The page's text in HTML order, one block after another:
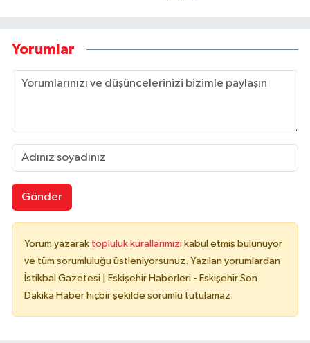
Yorumlar
Gönder
Yorum yazarak topluluk kurallarımızı kabul etmiş bulunuyor
ve tüm sorumluluğu üstleniyorsunuz. Yazılan yorumlardan
İstikbal Gazetesi | Eskişehir Haberleri - Eskişehir Son
Dakika Haber hiçbir şekilde sorumlu tutulamaz.